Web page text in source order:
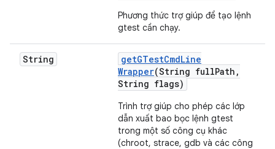
Phương thức trợ giúp để tạo lệnh
gtest cần chạy.
String getGTestCmdLine
Wrapper(String fullPath ,
String flags)
Trình trợ giúp cho phép các lớp
dẫn xuất bao bọc lệnh gtest
trong một số công cụ khác
(chroot, strace, gdb và các công